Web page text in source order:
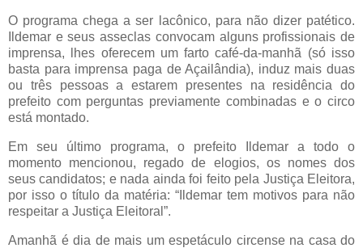
O programa chega a ser lacônico, para não dizer patético.
Ildemar e seus asseclas convocam alguns profissionais de
imprensa, lhes oferecem um farto café-da-manhã (só isso
basta para imprensa paga de Açailândia), induz mais duas
ou três pessoas a estarem presentes na residência do
prefeito com perguntas previamente combinadas e o circo
está montado.
Em seu último programa, o prefeito Ildemar a todo o
momento mencionou, regado de elogios, os nomes dos
seus candidatos; e nada ainda foi feito pela Justiça Eleitora,
por isso o título da matéria: “Ildemar tem motivos para não
respeitar a Justiça Eleitoral”.
Amanhã é dia de mais um espetáculo circense na casa do